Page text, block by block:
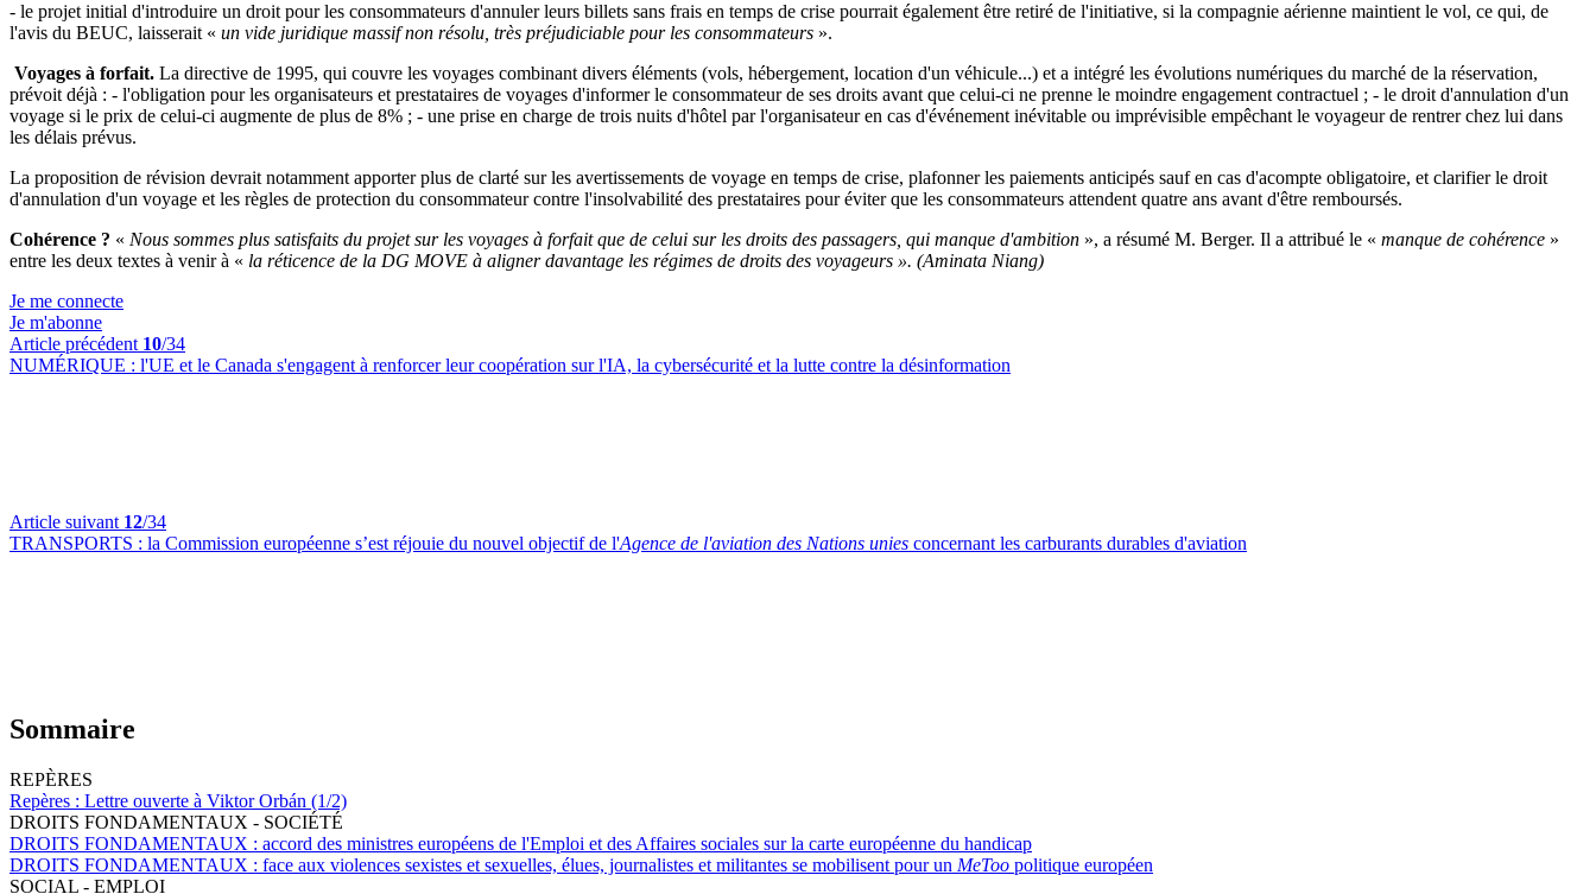
- le projet initial d'introduire un droit pour les consommateurs d'annuler leurs billets sans frais en temps de crise pourrait également être retiré de l'initiative, si la compagnie aérienne maintient le vol, ce qui, de
l'avis du BEUC, laisserait « un vide juridique massif non résolu, très préjudiciable pour les consommateurs ».
Voyages à forfait. La directive de 1995, qui couvre les voyages combinant divers éléments (vols, hébergement, location d'un véhicule...) et a intégré les évolutions numériques du marché de la réservation,
prévoit déjà : - l'obligation pour les organisateurs et prestataires de voyages d'informer le consommateur de ses droits avant que celui-ci ne prenne le moindre engagement contractuel ; - le droit d'annulation d'un
voyage si le prix de celui-ci augmente de plus de 8% ; - une prise en charge de trois nuits d'hôtel par l'organisateur en cas d'événement inévitable ou imprévisible empêchant le voyageur de rentrer chez lui dans
les délais prévus.
La proposition de révision devrait notamment apporter plus de clarté sur les avertissements de voyage en temps de crise, plafonner les paiements anticipés sauf en cas d'acompte obligatoire, et clarifier le droit
d'annulation d'un voyage et les règles de protection du consommateur contre l'insolvabilité des prestataires pour éviter que les consommateurs attendent quatre ans avant d'être remboursés.
Cohérence ? « Nous sommes plus satisfaits du projet sur les voyages à forfait que de celui sur les droits des passagers, qui manque d'ambition », a résumé M. Berger. Il a attribué le « manque de cohérence »
entre les deux textes à venir à « la réticence de la DG MOVE à aligner davantage les régimes de droits des voyageurs ». (Aminata Niang)
Je me connecte
Je m'abonne
Article précédent 10/34
NUMÉRIQUE : l'UE et le Canada s'engagent à renforcer leur coopération sur l'IA, la cybersécurité et la lutte contre la désinformation
Article suivant 12/34
TRANSPORTS : la Commission européenne s’est réjouie du nouvel objectif de l'Agence de l'aviation des Nations unies concernant les carburants durables d'aviation
Sommaire
REPÈRES
Repères : Lettre ouverte à Viktor Orbán (1/2)
DROITS FONDAMENTAUX - SOCIÉTÉ
DROITS FONDAMENTAUX : accord des ministres européens de l'Emploi et des Affaires sociales sur la carte européenne du handicap
DROITS FONDAMENTAUX : face aux violences sexistes et sexuelles, élues, journalistes et militantes se mobilisent pour un MeToo politique européen
SOCIAL - EMPLOI